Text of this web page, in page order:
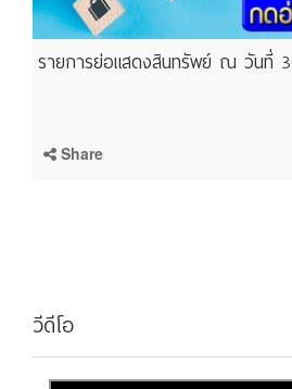
รายการย่อแสดงสินทรัพย์ ณ วันที่
Share
วีดีโอ